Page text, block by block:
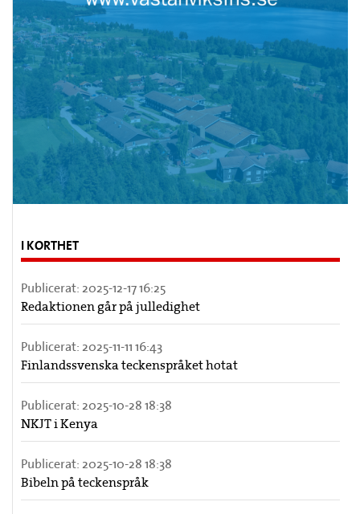
I KORTHET
Publicerat: 2025-12-17 16:25
Redaktionen går på julledighet
Publicerat: 2025-11-11 16:43
Finlandssvenska teckenspråket hotat
Publicerat: 2025-10-28 18:38
NKJT i Kenya
Publicerat: 2025-10-28 18:38
Bibeln på teckenspråk